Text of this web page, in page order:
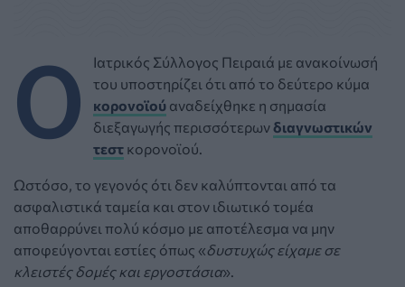
Ο
Ιατρικός Σύλλογος Πειραιά με ανακοίνωσή
του υποστηρίζει ότι από το δεύτερο κύμα
κορονοϊού αναδείχθηκε η σημασία
διεξαγωγής περισσότερωνδιαγνωστικών
τεστ κορονοϊού.
Ωστόσο, το γεγονός ότι δεν καλύπτονται από τα
ασφαλιστικά ταμεία και στον ιδιωτικό τομέα
αποθαρρύνει πολύ κόσμο με αποτέλεσμα να μην
αποφεύγονται εστίες όπως «δυστυχώς είχαμε σε
κλειστές δομές και εργοστάσια».